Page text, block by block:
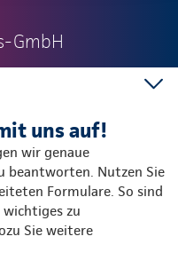
GmbH
uns auf!
wir genaue
beantworten. Nutzen Sie
Formulare. So sind
wichtiges zu
Sie weitere